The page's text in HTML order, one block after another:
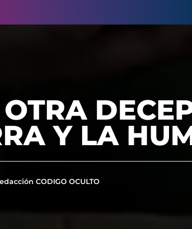
Y LA
CODIGO OCULTO